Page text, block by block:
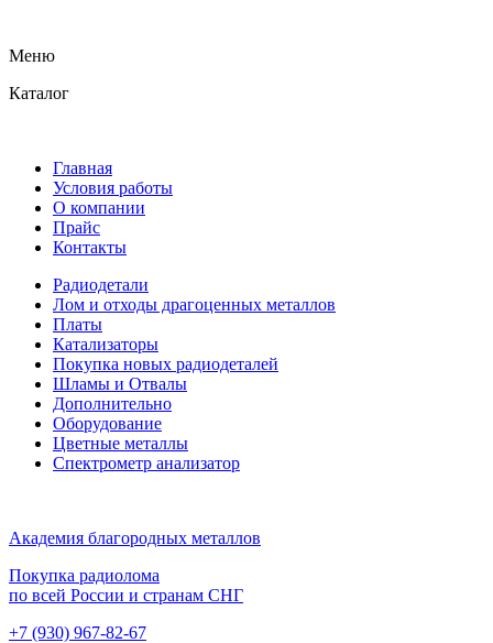
Меню
Каталог
Главная
Условия работы
О компании
Прайс
Контакты
Радиодетали
Лом и отходы драгоценных металлов
Платы
Катализаторы
Покупка новых радиодеталей
Шламы и Отвалы
Дополнительно
Оборудование
Цветные металлы
Спектрометр анализатор
Академия благородных металлов
Покупка радиолома
по всей России и странам СНГ
+7 (930) 967-82-67